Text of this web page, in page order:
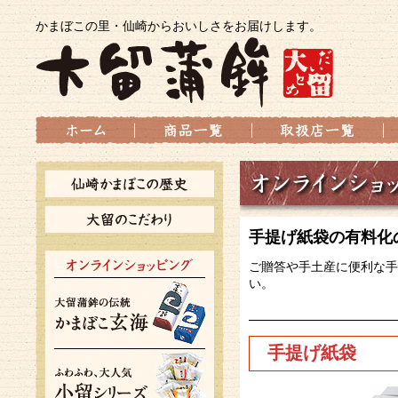
かまぼこの里・仙崎からおいしさをお届けします。
手提げ紙袋の有料化
ご贈答や手土産に便利な
い。
手提げ紙袋